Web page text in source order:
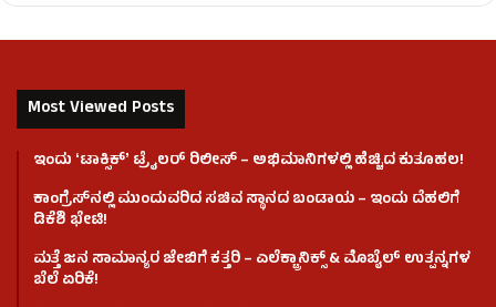
Most Viewed Posts
ಇಂದು ʻಟಾಕ್ಸಿಕ್ʼ ಟ್ರೈಲರ್ ರಿಲೀಸ್‌ – ಅಭಿಮಾನಿಗಳಲ್ಲಿ ಹೆಚ್ಚಿದ ಕುತೂಹಲ!
ಕಾಂಗ್ರೆಸ್​ನಲ್ಲಿ ಮುಂದುವರಿದ ಸಚಿವ ಸ್ಥಾನದ ಬಂಡಾಯ – ಇಂದು ದೆಹಲಿಗೆ
ಡಿಕೆಶಿ ಭೇಟಿ!
ಮತ್ತೆ ಜನ ಸಾಮಾನ್ಯರ ಜೇಬಿಗೆ ಕತ್ತರಿ – ಎಲೆಕ್ಟ್ರಾನಿಕ್ಸ್ & ಮೊಬೈಲ್ ಉತ್ಪನ್ನಗಳ
ಬೆಲೆ ಏರಿಕೆ!